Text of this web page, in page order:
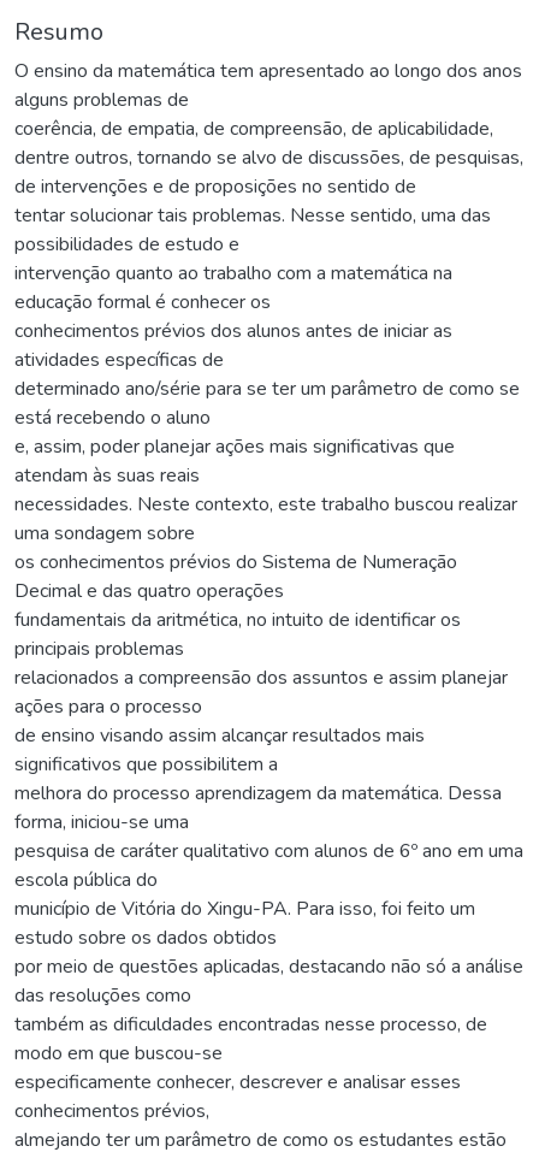
Resumo
O ensino da matemática tem apresentado ao longo dos anos
alguns problemas de
coerência, de empatia, de compreensão, de aplicabilidade,
dentre outros, tornando se alvo de discussões, de pesquisas,
de intervenções e de proposições no sentido de
tentar solucionar tais problemas. Nesse sentido, uma das
possibilidades de estudo e
intervenção quanto ao trabalho com a matemática na
educação formal é conhecer os
conhecimentos prévios dos alunos antes de iniciar as
atividades específicas de
determinado ano/série para se ter um parâmetro de como se
está recebendo o aluno
e, assim, poder planejar ações mais significativas que
atendam às suas reais
necessidades. Neste contexto, este trabalho buscou realizar
uma sondagem sobre
os conhecimentos prévios do Sistema de Numeração
Decimal e das quatro operações
fundamentais da aritmética, no intuito de identificar os
principais problemas
relacionados a compreensão dos assuntos e assim planejar
ações para o processo
de ensino visando assim alcançar resultados mais
significativos que possibilitem a
melhora do processo aprendizagem da matemática. Dessa
forma, iniciou-se uma
pesquisa de caráter qualitativo com alunos de 6º ano em uma
escola pública do
município de Vitória do Xingu-PA. Para isso, foi feito um
estudo sobre os dados obtidos
por meio de questões aplicadas, destacando não só a análise
das resoluções como
também as dificuldades encontradas nesse processo, de
modo em que buscou-se
especificamente conhecer, descrever e analisar esses
conhecimentos prévios,
almejando ter um parâmetro de como os estudantes estão